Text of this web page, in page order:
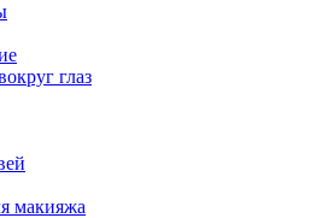
глаз
макияжа